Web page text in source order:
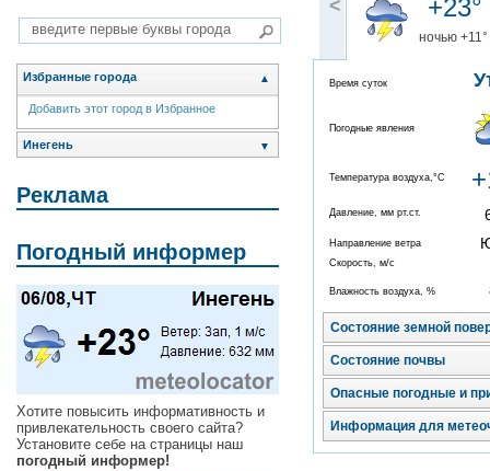
Избранные города ▲
Добавить этот город в Избранное
Инегень ▼
Реклама
Погодный информер
Хотите повысить информативность и
привлекательность своего сайта?
Установите себе на страницы наш
погодный информер!
< +23°
ночью +11°
Время суток
Погодные явления
Температура воздуха,°C
Давление, мм рт.ст.
Направление ветра
Скорость, м/с
Влажность воздуха, %
Состояние земной
Состояние почвы
Опасные погодные и
Информация для